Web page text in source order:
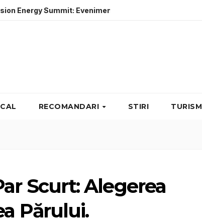
Evenimente energie despre soluții cu emisii zero
RECOMANDARI STIRI TURISM
Scurt: Alegerea
Părului.